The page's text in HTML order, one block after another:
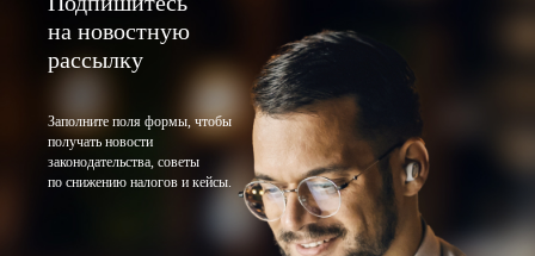
на новостную
рассылку
Заполните поля формы, чтобы
получать новости
законодательства, советы
по снижению налогов и кейсы.